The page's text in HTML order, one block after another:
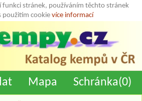
funkci stránek, používáním těchto stránek
použitím cookievíce informací
Mapa Schránka(0)